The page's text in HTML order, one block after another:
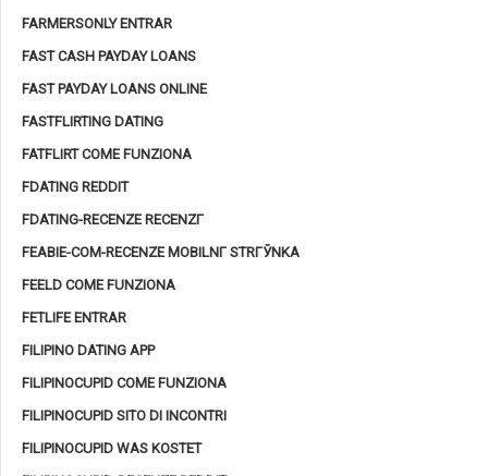
FARMERSONLY ENTRAR
FAST CASH PAYDAY LOANS
FAST PAYDAY LOANS ONLINE
FASTFLIRTING DATING
FATFLIRT COME FUNZIONA
FDATING REDDIT
FDATING-RECENZE RECENZГ­
FEABIE-COM-RECENZE MOBILNГ­ STRГЎNKA
FEELD COME FUNZIONA
FETLIFE ENTRAR
FILIPINO DATING APP
FILIPINOCUPID COME FUNZIONA
FILIPINOCUPID SITO DI INCONTRI
FILIPINOCUPID WAS KOSTET